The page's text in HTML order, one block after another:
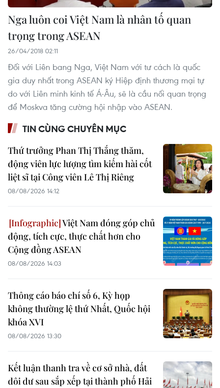
Nga luôn coi Việt Nam là nhân tố quan
trọng trong ASEAN
26/04/2018 02:11
Đối với Liên bang Nga, Việt Nam với tư cách là quốc
gia duy nhất trong ASEAN ký Hiệp định thương mại tự
do với Liên minh kinh tế Á-Âu, sẽ là cầu nối quan trọng
để Moskva tăng cường hội nhập vào ASEAN.
TIN CÙNG CHUYÊN MỤC
Thứ trưởng Phan Thị Thắng thăm,
động viên lực lượng tìm kiếm hài cốt
liệt sĩ tại Công viên Lê Thị Riêng
08/08/2026 14:12
Việt Nam đóng góp chủ
động, tích cực, thực chất hơn cho
Cộng đồng ASEAN
08/08/2026 14:03
Thông cáo báo chí số 6, Kỳ họp
không thường lệ thứ Nhất, Quốc hội
khóa XVI
08/08/2026 13:30
Kết luận thanh tra về cơ sở nhà, đất
dôi dư sau sắp xếp tại thành phố Hải